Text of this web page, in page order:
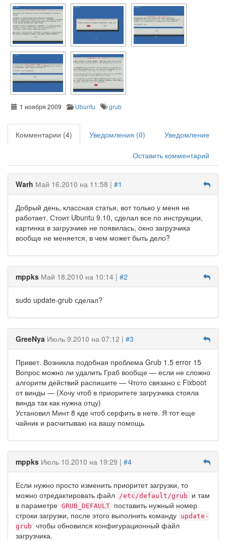
1 ноября 2009 Ubuntu grub
Комментарии (4) Уведомления (0) Уведомление
Оставить комментарий
Warh Май 16.2010 на 11:58 | #1
Добрый день, классная статья, вот только у меня не
работает. Стоит Ubuntu 9.10, сделал все по инструкции,
картинка в загрузчике не появилась, окно загрузчика
вообще не меняется, в чем может быть дело?
mppks Май 18.2010 на 10:14 | #2
sudo update-grub сделал?
GreeNya Июль 9.2010 на 07:12 | #3
Привет. Возникла подобная проблема Grub 1.5 error 15
Вопрос можно ли удалить Граб вообще — если не сложно
алгоритм действий распишите — Чтото связано с Fixboot
от винды — (Хочу чтоб в приоритете загрузчика стояла
винда так как нужна отцу)
Установил Минт 8 кде чтоб серфить в нете. Я тот еще
чайник и расчитываю на вашу помощь
mppks Июль 10.2010 на 19:29 | #4
Если нужно просто изменить приоритет загрузки, то
можно отредактировать файл /etc/default/grub
и там
в параметре GRUB_DEFAULT поставить нужный номер
строки загрузки, после этого выполнить команду update-
grub чтобы обновился конфигурационный файл
загрузчика.